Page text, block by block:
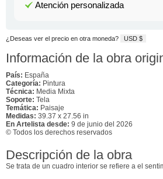
Atención personalizada
¿Deseas ver el precio en otra moneda? USD $
Información de la obra
País: España
Categoría: Pintura
Técnica: Media Mixta
Soporte: Tela
Temática: Paisaje
Medidas: 39.37 x 27.56 in
En Artelista desde: 9 de junio del 2026
© Todos los derechos reservados
Descripción de la obra
Se trata de un cuadro interior se refiere a el